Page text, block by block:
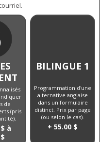
de
(pris
à
BILINGUE 1
Programmation d'une
alternative anglaise
dans un formulaire
distinct. Prix par page
(ou selon le cas).
+ 55.00 $